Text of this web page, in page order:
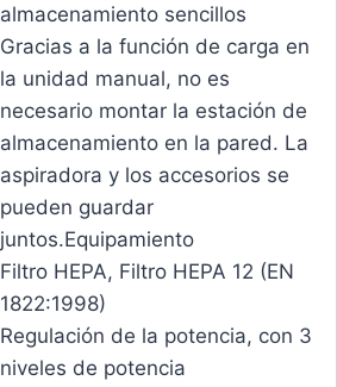
almacenamiento sencillos
Gracias a la función de carga en
la unidad manual, no es
necesario montar la estación de
almacenamiento en la pared. La
aspiradora y los accesorios se
pueden guardar
juntos.Equipamiento
Filtro HEPA, Filtro HEPA 12 (EN
1822:1998)
Regulación de la potencia, con 3
niveles de potencia